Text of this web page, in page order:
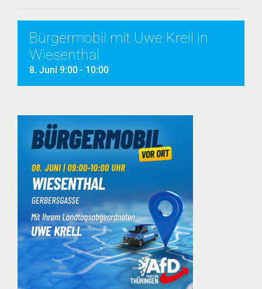
Bürgermobil mit Uwe Krell in
Wiesenthal
8. Juni 9:00 - 10:00